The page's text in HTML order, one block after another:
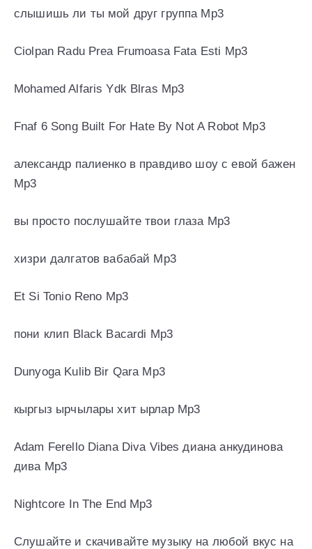
слышишь ли ты мой друг группа Mp3
Ciolpan Radu Prea Frumoasa Fata Esti Mp3
Mohamed Alfaris Ydk Blras Mp3
Fnaf 6 Song Built For Hate By Not A Robot Mp3
александр палиенко в правдиво шоу с евой бажен
Mp3
вы просто послушайте твои глаза Mp3
хизри далгатов вабабай Mp3
Et Si Tonio Reno Mp3
пони клип Black Bacardi Mp3
Dunyoga Kulib Bir Qara Mp3
кыргыз ырчылары хит ырлар Mp3
Adam Ferello Diana Diva Vibes диана анкудинова
дива Mp3
Nightcore In The End Mp3
Слушайте и скачивайте музыку на любой вкус на